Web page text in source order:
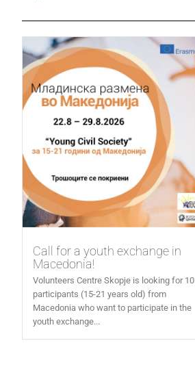
Call for a youth exchange in
Macedonia!
Volunteers Centre Skopje is looking for 10
participants (15-21 years old) from
Macedonia who want to participate in the
youth exchange...